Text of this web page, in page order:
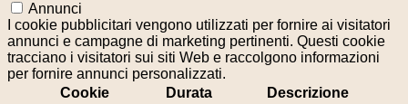
Annunci
I cookie pubblicitari vengono utilizzati per fornire ai visitatori
annunci e campagne di marketing pertinenti. Questi cookie
tracciano i visitatori sui siti Web e raccolgono informazioni
per fornire annunci personalizzati.
Cookie
Durata Descrizione